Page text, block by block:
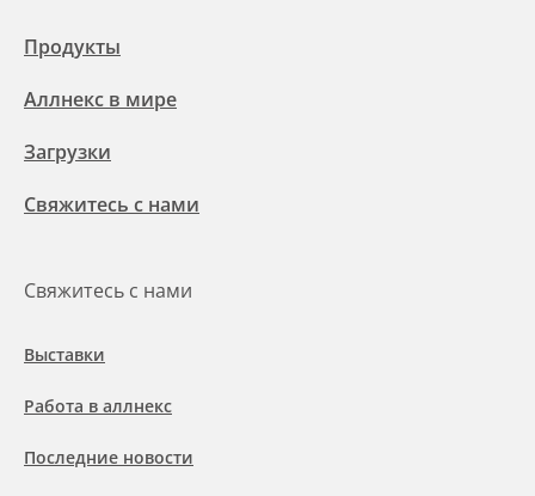
Продукты
Аллнекс в мире
Загрузки
Свяжитесь с нами
Свяжитесь с нами
Выставки
Работа в аллнекс
Последние новости